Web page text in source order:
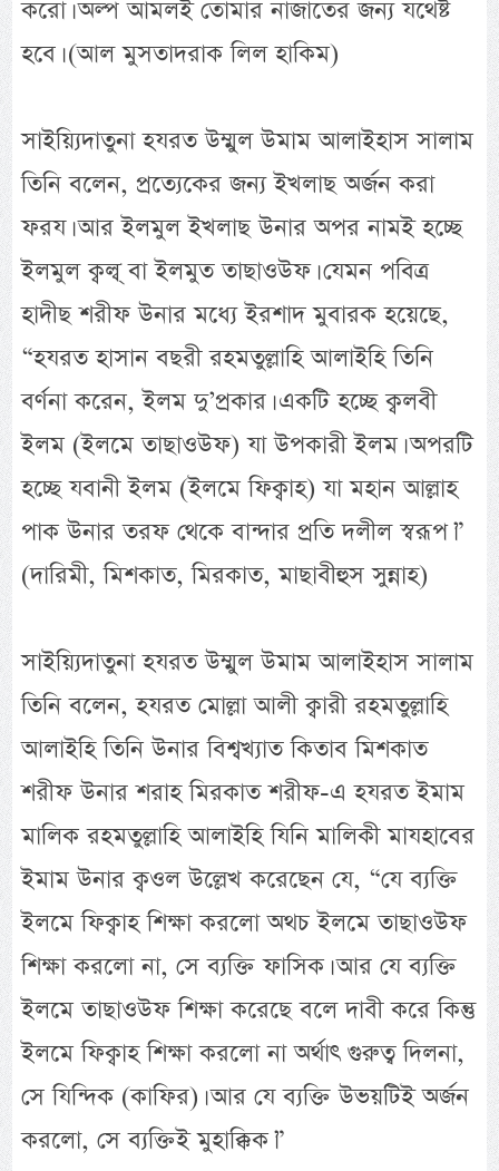
করো। অল্প আমলই তোমার নাজাতের জন্য যথেষ্ট
হবে। (আল মুসতাদরাক লিল হাকিম)
সাইয়্যিদাতুনা হযরত উম্মুল উমাম আলাইহাস সালাম
তিনি বলেন, প্রত্যেকের জন্য ইখলাছ অর্জন করা
ফরয। আর ইলমুল ইখলাছ উনার অপর নামই হচ্ছে
ইলমুল ক্বল্ব্ বা ইলমুত তাছাওউফ। যেমন পবিত্র
হাদীছ শরীফ উনার মধ্যে ইরশাদ মুবারক হয়েছে,
“হযরত হাসান বছরী রহমতুল্লাহি আলাইহি তিনি
বর্ণনা করেন, ইলম দু’প্রকার। একটি হচ্ছে ক্বলবী
ইলম (ইলমে তাছাওউফ) যা উপকারী ইলম। অপরটি
হচ্ছে যবানী ইলম (ইলমে ফিক্বাহ) যা মহান আল্লাহ
পাক উনার তরফ থেকে বান্দার প্রতি দলীল স্বরূপ।”
(দারিমী, মিশকাত, মিরকাত, মাছাবীহুস সুন্নাহ)
সাইয়্যিদাতুনা হযরত উম্মুল উমাম আলাইহাস সালাম
তিনি বলেন, হযরত মোল্লা আলী ক্বারী রহমতুল্লাহি
আলাইহি তিনি উনার বিশ্বখ্যাত কিতাব মিশকাত
শরীফ উনার শরাহ মিরকাত শরীফ-এ হযরত ইমাম
মালিক রহমতুল্লাহি আলাইহি যিনি মালিকী মাযহাবের
ইমাম উনার ক্বওল উল্লেখ করেছেন যে, “যে ব্যক্তি
ইলমে ফিক্বাহ শিক্ষা করলো অথচ ইলমে তাছাওউফ
শিক্ষা করলো না, সে ব্যক্তি ফাসিক। আর যে ব্যক্তি
ইলমে তাছাওউফ শিক্ষা করেছে বলে দাবী করে কিন্তু
ইলমে ফিক্বাহ শিক্ষা করলো না অর্থাৎ গুরুত্ব দিলনা,
সে যিন্দিক (কাফির)। আর যে ব্যক্তি উভয়টিই অর্জন
করলো, সে ব্যক্তিই মুহাক্কিক।”